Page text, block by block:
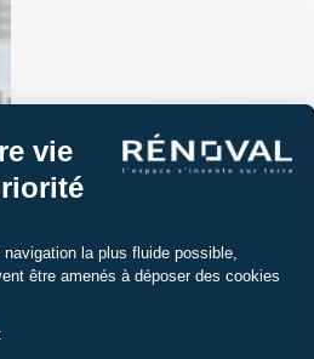
vie
la plus fluide possible,
être amenés à déposer des cookies